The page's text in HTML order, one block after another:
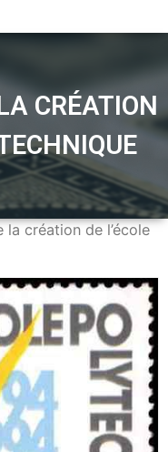
CRÉATION
création de l’école